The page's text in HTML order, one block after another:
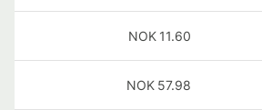
11.60
NOK
57.98
NOK